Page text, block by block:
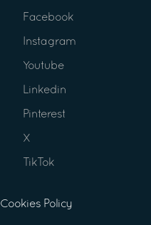
Facebook
Instagram
Youtube
Linkedin
Pinterest
X
TikTok
Cookies Policy